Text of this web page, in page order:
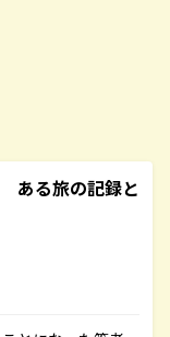
ある旅の記録と